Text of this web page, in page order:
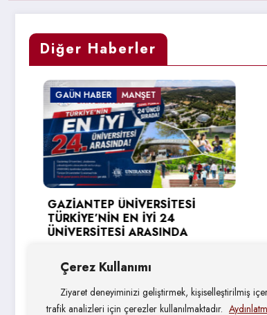
Çerez Kullanımı
Ziyaret deneyiminizi geliştirmek, kişiselleştirilmiş
trafik analizleri için çerezler kullanılmaktadır.
Diğer Haberler
GAÜN HABER MANŞET
GAZİANTEP ÜNİVERSİTESİ
TÜRKİYE’NİN EN İYİ 24
ÜNİVERSİTESİ ARASINDA